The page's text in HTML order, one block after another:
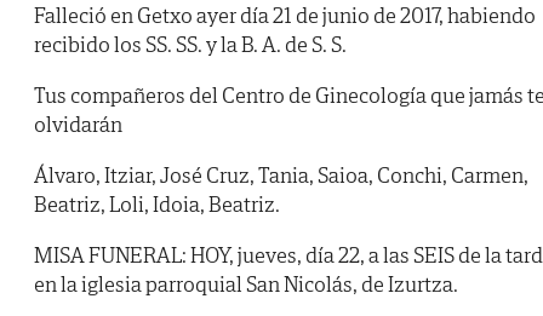
Falleció en Getxo ayer día 21 de junio de 2017, habiendo
recibido los SS. SS. y la B. A. de S. S.
Tus compañeros del Centro de Ginecología que jamás
olvidarán
Álvaro, Itziar, José Cruz, Tania, Saioa, Conchi, Carmen,
Beatriz, Loli, Idoia, Beatriz.
MISA FUNERAL: HOY, jueves, día 22, a las SEIS de la
en la iglesia parroquial San Nicolás, de Izurtza.